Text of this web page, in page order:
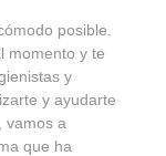
posible.
momento y te
y
y ayudarte
vamos a
que ha